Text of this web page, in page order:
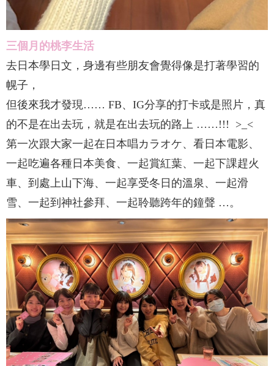
三個月的桃李生活
去日本學日文，身邊有些朋友會覺得像是打著學習的
幌子，
但後來我才發現…… FB、IG分享的打卡或是照片，真
的不是在出去玩，就是在出去玩的路上 ……!!! >_<
第一次跟大家一起在日本唱カラオケ、看日本電影、
一起吃遍各種日本美食、一起賞紅葉、一起下課趕火
車、到處上山下海、一起享受冬日的溫泉、一起滑
雪、一起到神社參拜、一起聆聽跨年的鐘聲 …。